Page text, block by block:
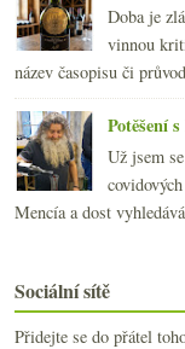
Doba je
vinnou
název časopisu či
Potěšení
Už jsem
Mencía a dost
Sociální sítě
Přidejte se do přátel